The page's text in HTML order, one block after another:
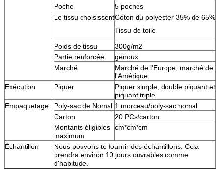
Poche
5 poches
Le tissu choisissentCoton du polyester 35% de 65%
Tissu de toile
Poids de tissu
300g/m2
Partie renforcée
genoux
Marché
Marché de l'Europe, marché de
l'Amérique
Exécution
Piquer
Piquer simple, double piquant et
piquant triple
Empaquetage
Poly-sac de Nomal 1 morceau/poly-sac nomal
Carton
20 PCs/carton
Montants éligibles
maximum
cm*cm*cm
Échantillon
Nous pouvons te fournir des échantillons. Cela
prendra environ 10 jours ouvrables comme
d'habitude.